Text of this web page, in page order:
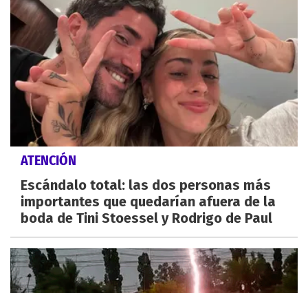
ATENCIÓN
Escándalo total: las dos personas más
importantes que quedarían afuera de la
boda de Tini Stoessel y Rodrigo de Paul